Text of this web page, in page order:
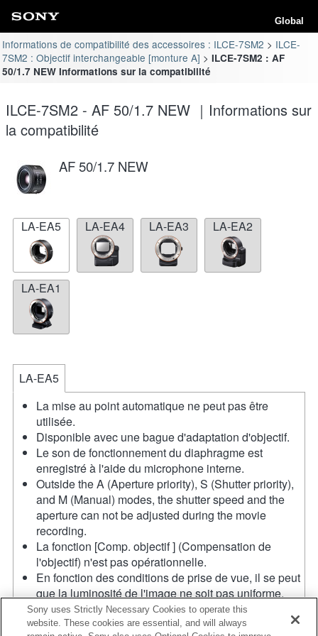
Global
Informations de compatibilité des accessoires : ILCE-7SM2
ILCE-
7SM2 : Objectif interchangeable [monture A]
ILCE-7SM2 : AF
50/1.7 NEW Informations sur la compatibilité
ILCE-7SM2 - AF 50/1.7 NEW ｜Informations sur
la compatibilité
AF 50/1.7 NEW
LA-EA5 LA-EA4 LA-EA3 LA-EA2
LA-EA1
LA-EA5
La mise au point automatique ne peut pas être
utilisée.
Disponible avec une bague d'adaptation d'objectif.
Le son de fonctionnement du diaphragme est
enregistré à l'aide du microphone interne.
Outside the A (Aperture priority), S (Shutter priority),
and M (Manual) modes, the shutter speed and the
aperture can not be adjusted during the movie
recording.
La fonction [Comp. objectif ] (Compensation de
l'objectif) n'est pas opérationnelle.
En fonction des conditions de prise de vue, il se peut
que la luminosité de l'image ne soit pas uniforme.
Réglez la fonction [Obturat. à rideaux avant] sur [Off].
Si vous fixez l'objectif à monture A à l'aide de
Sony uses Strictly Necessary Cookies to operate this
website. These cookies are essential, and will always